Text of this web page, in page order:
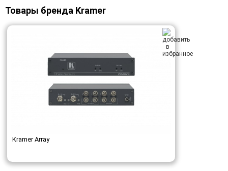
Товары бренда Kramer
Kramer Array